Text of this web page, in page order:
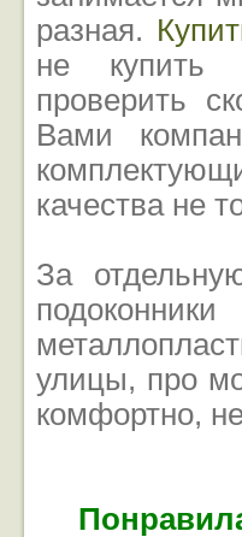
разная.
не купить
проверить
Вами
качества не
За
улицы, про
комфортно,